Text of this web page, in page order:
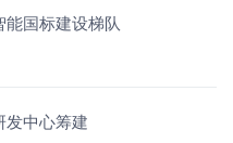
国标建设梯队
发中心筹建